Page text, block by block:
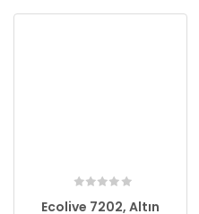
Ecolive 7202, Altın